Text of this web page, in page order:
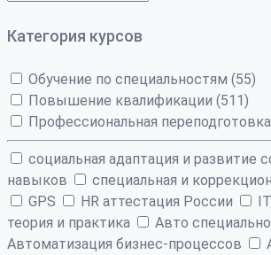
Категория курсов
Обучение по специальностям (55)
Повышение квалификации (511)
Профессиональная
cоциальная адаптация и развитие
навыков
cпециальная и
GPS
HR аттестация России
теория и практика
Авто
Автоматизация бизнес-процессов